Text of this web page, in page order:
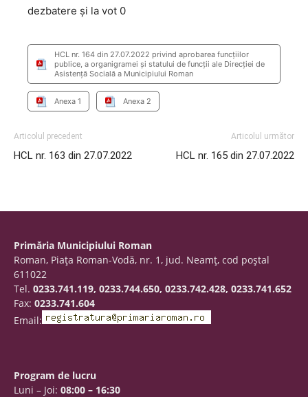
dezbatere și la vot 0
HCL nr. 164 din 27.07.2022 privind aprobarea funcțiilor
publice, a organigramei și statului de funcții ale Direcției de
Asistență Socială a Municipiului Roman
Anexa 1 Anexa 2
Articolul precedent
HCL nr. 163 din 27.07.2022
Articolul următor
HCL nr. 165 din 27.07.2022
Primăria Municipiului Roman
Roman, Piaţa Roman-Vodă, nr. 1, jud. Neamţ, cod poştal
611022
Tel. 0233.741.119, 0233.744.650, 0233.742.428, 0233.741.652
Fax: 0233.741.604
Email:
Program de lucru
Luni – Joi: 08:00 – 16:30